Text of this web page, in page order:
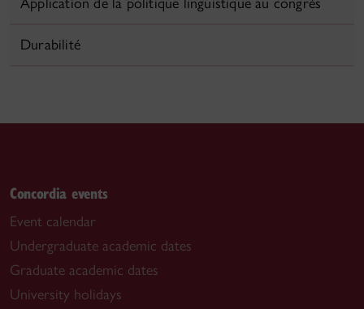
Durabilité
Concordia events
Event calendar
Undergraduate academic dates
Graduate academic dates
University holidays